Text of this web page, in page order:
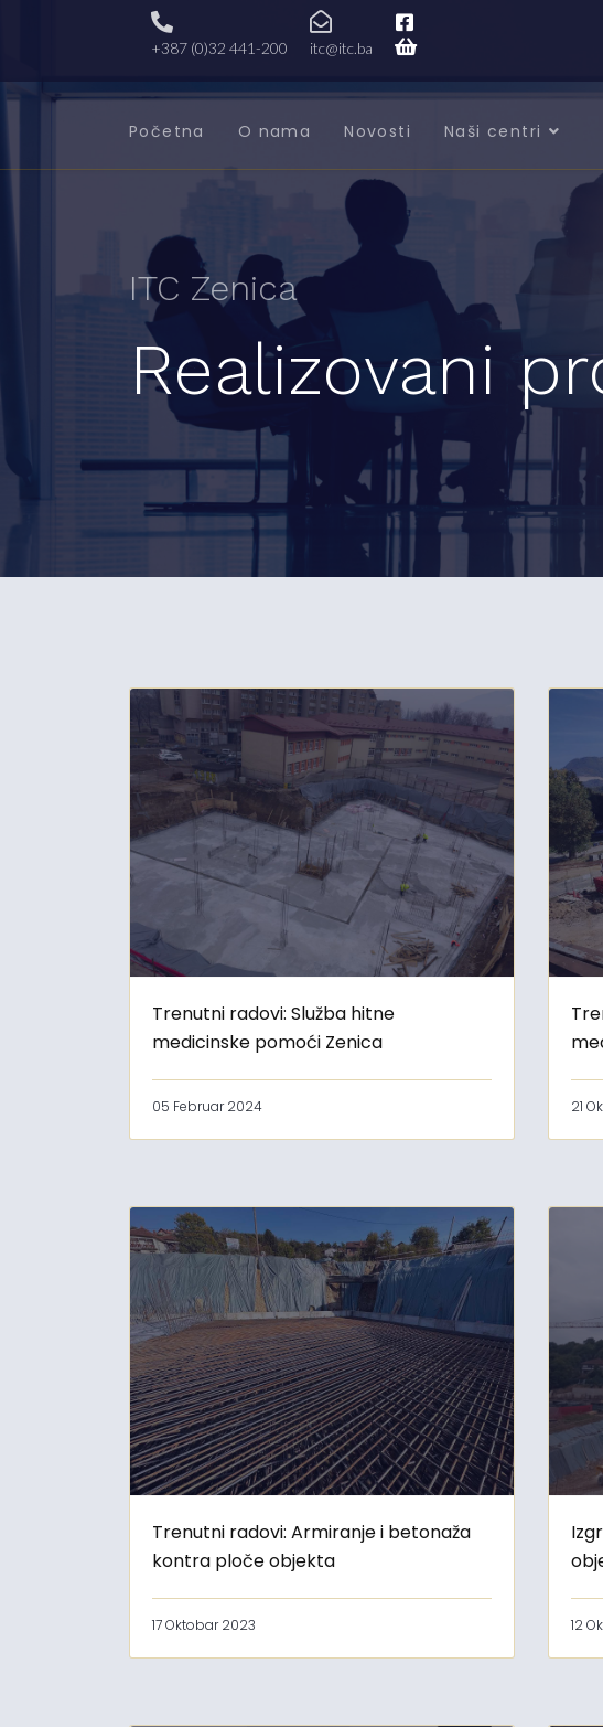
+387 (0)32 441-200 itc@itc.ba
Početna O nama Novosti Naši centri
ITC Zenica
Realizovani
Trenutni radovi: Služba hitne
medicinske pomoći Zenica
05 Februar 2024 21
Trenutni radovi: Armiranje i betonaža
kontra ploče objekta
17 Oktobar 2023 12